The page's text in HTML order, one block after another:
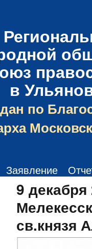
в
по
Заявление
9
св.князя